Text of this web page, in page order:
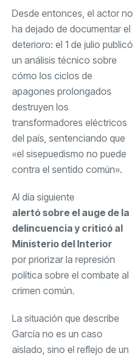
Desde entonces, el actor no
ha dejado de documentar el
deterioro: el 1 de julio publicó
un análisis técnico sobre
cómo los ciclos de
apagones prolongados
destruyen los
transformadores eléctricos
del país, sentenciando que
«el sisepuedismo no puede
contra el sentido común».
Al día siguiente
alertó sobre el auge de la
delincuencia y criticó al
Ministerio del Interior
por priorizar la represión
política sobre el combate al
crimen común.
La situación que describe
García no es un caso
aislado, sino el reflejo de un